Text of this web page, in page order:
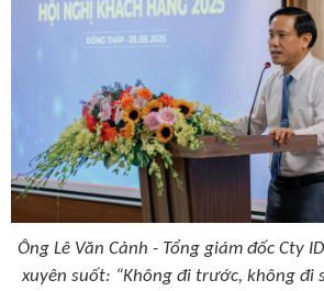
Ông Lê Văn Cảnh - Tổng giám đốc Cty
xuyên suốt: “Không đi trước, không đi